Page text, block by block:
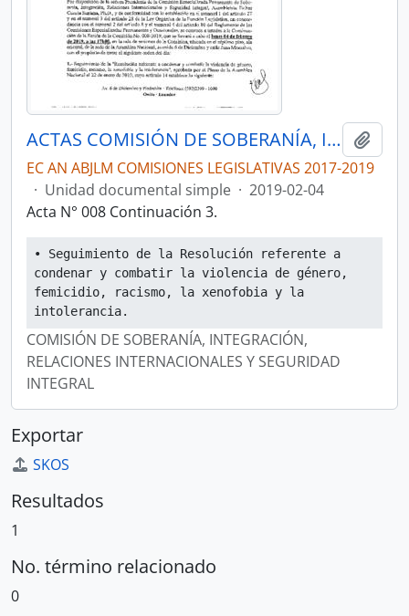
ACTAS COMISIÓN DE SOBERANÍA, INTEGRACIÓN, RELACIONES INTERNACIONALES Y SEGURIDAD INTEGRAL
EC AN ABJLM COMISIONES LEGISLATIVAS 2017-2019
· Unidad documental simple · 2019-02-04
Acta N° 008 Continuación 3.
• Seguimiento de la Resolución referente a
condenar y combatir la violencia de género,
femicidio, racismo, la xenofobia y la
intolerancia.
COMISIÓN DE SOBERANÍA, INTEGRACIÓN,
RELACIONES INTERNACIONALES Y SEGURIDAD
INTEGRAL
Exportar
SKOS
Resultados
1
No. término relacionado
0